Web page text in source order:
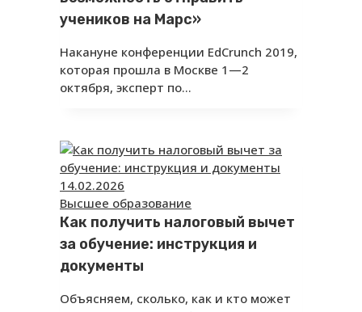
учеников на Марс»
Накануне конференции EdCrunch 2019,
которая прошла в Москве 1—2
октября, эксперт по…
14.02.2026
Высшее образование
Как получить налоговый вычет
за обучение: инструкция и
документы
Объясняем, сколько, как и кто может